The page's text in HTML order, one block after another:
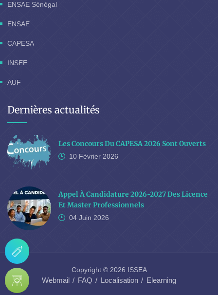
ENSAE Sénégal
ENSAE
CAPESA
INSEE
AUF
Dernières actualités
Les Concours Du CAPESA 2026 Sont Ouverts
10 Février 2026
Appel À Candidature 2026-2027 Des Licence
Et Master Professionnels
04 Juin 2026
Copyright © 2026 ISSEA
Webmail FAQ Localisation Elearning